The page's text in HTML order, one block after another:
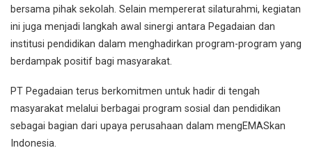
bersama pihak sekolah. Selain mempererat silaturahmi, kegiatan
ini juga menjadi langkah awal sinergi antara Pegadaian dan
institusi pendidikan dalam menghadirkan program-program yang
berdampak positif bagi masyarakat.
PT Pegadaian terus berkomitmen untuk hadir di tengah
masyarakat melalui berbagai program sosial dan pendidikan
sebagai bagian dari upaya perusahaan dalam mengEMASkan
Indonesia.